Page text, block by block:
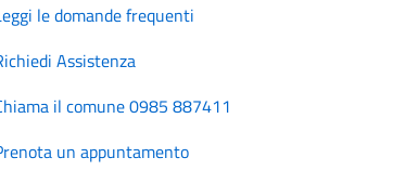
le domande frequenti
Assistenza
il comune 0985 887411
un appuntamento